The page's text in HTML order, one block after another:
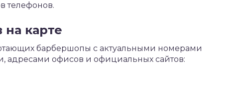
телефонов.
карте
барбершопы с актуальными номерами
адресами офисов и официальных сайтов: